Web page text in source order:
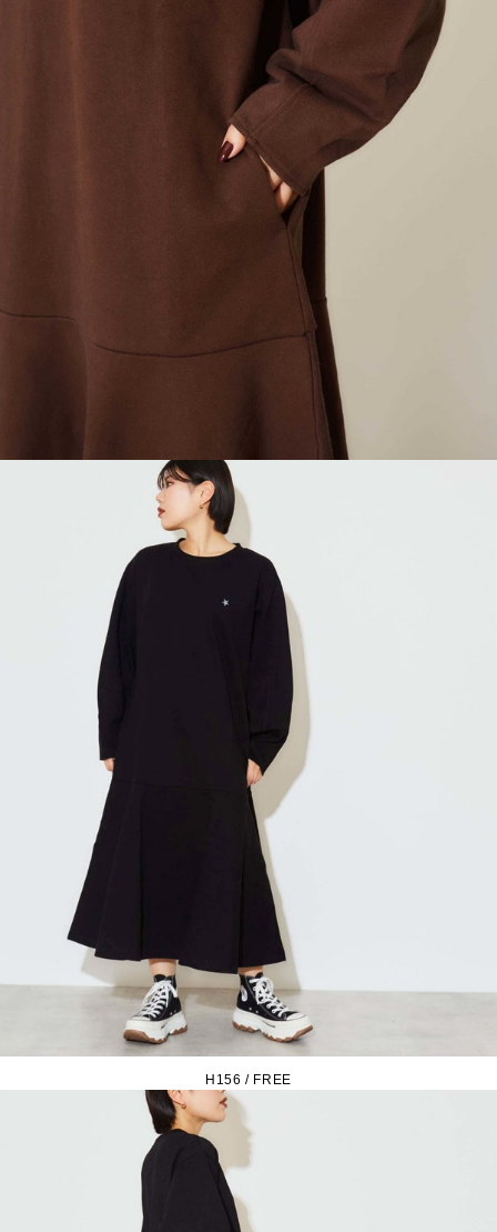
H156 / FREE